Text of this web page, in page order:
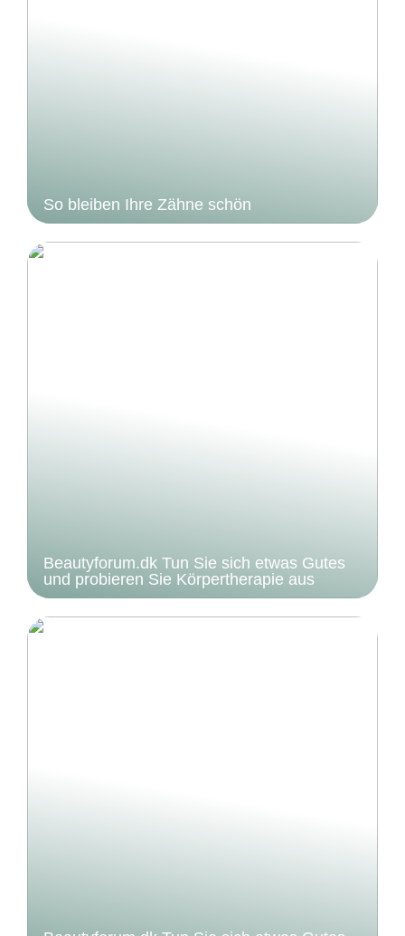
So bleiben Ihre Zähne schön
Beautyforum.dk Tun Sie sich etwas Gutes
und probieren Sie Körpertherapie aus